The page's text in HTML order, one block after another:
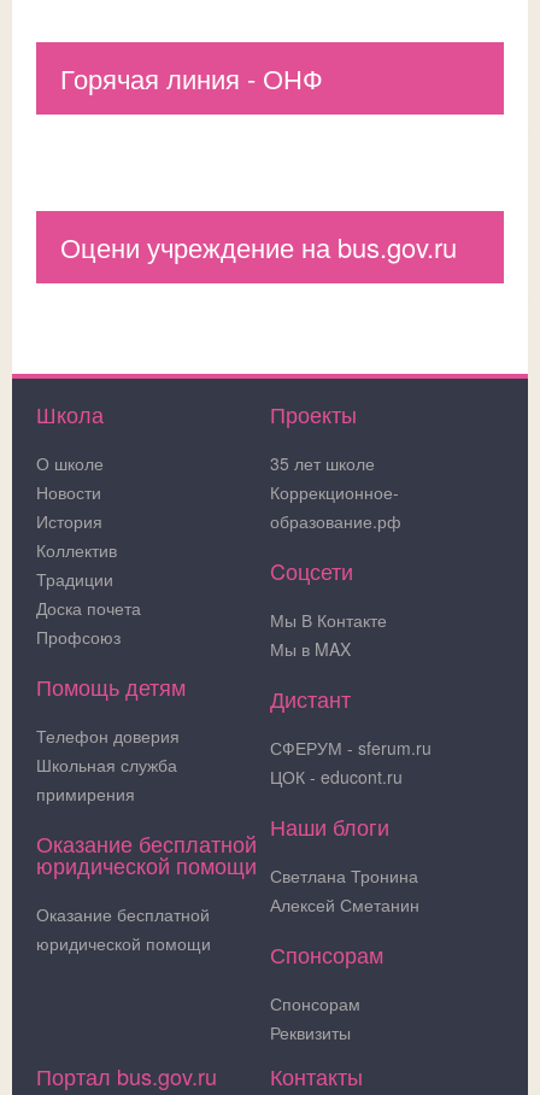
Горячая линия - ОНФ
Оцени учреждение на bus.gov.ru
Школа
О школе
Новости
История
Коллектив
Традиции
Доска почета
Профсоюз
Помощь детям
Телефон доверия
Школьная служба
примирения
Оказание бесплатной
юридической помощи
Оказание бесплатной
юридической помощи
Проекты
35 лет школе
Коррекционное-
образование.рф
Cоцсети
Мы В Контакте
Мы в MAX
Дистант
СФЕРУМ - sferum.ru
ЦОК - educont.ru
Наши блоги
Светлана Тронина
Алексей Сметанин
Спонсорам
Спонсорам
Реквизиты
Портал bus.gov.ru Контакты